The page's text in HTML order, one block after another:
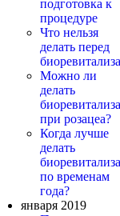
подготовка к
процедуре
Что нельзя
делать перед
Можно ли
делать
при розацеа?
Когда лучше
делать
по временам
года?
января 2019